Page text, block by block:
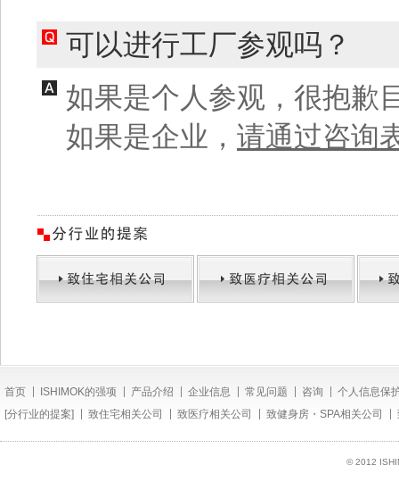
可以进行工厂参观吗？
如果是个人参观，很抱歉
如果是企业， 请通过咨询
首页 ISHIMOK的强项 产品介绍 企业信息 常见问题 咨询
个人信息保
[分行业的提案]
致住宅相关公司 致医疗相关公司 致健身房・SPA相关公司
© 2012